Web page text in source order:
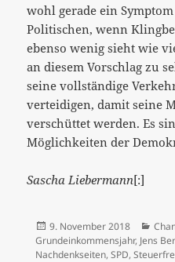
wohl gerade ein
Politischen, wenn
ebenso wenig sieht wie
an diesem Vorschlag zu
seine vollständige
verteidigen, damit seine
verschüttet werden. Es
Möglichkeiten der
Sascha Liebermann[:]
Veröffentlicht
am
9. November 2018
Grundeinkommensjahr, Jens
Nachdenkseiten, SPD,